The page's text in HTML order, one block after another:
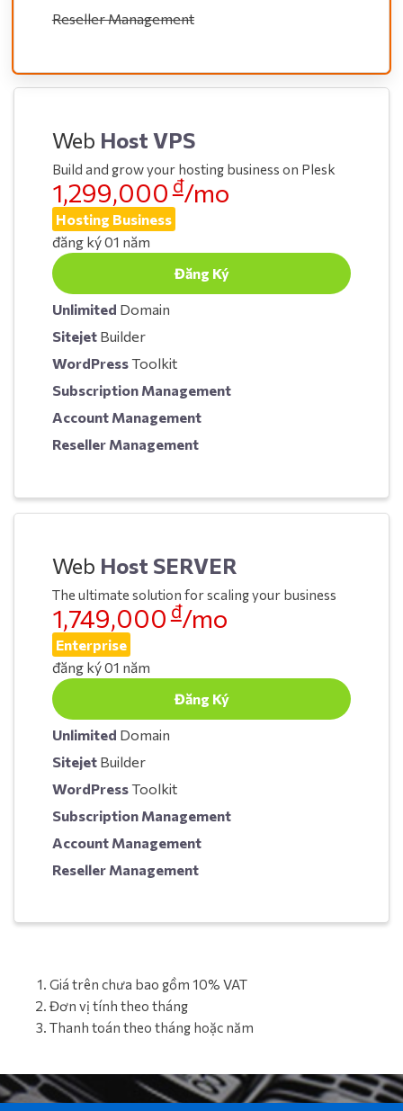
Reseller Management
Web Host VPS
Build and grow your hosting business on Plesk
1,299,000 đ/mo
Hosting Business
đăng ký 01 năm
Đăng Ký
Unlimited Domain
SitejetBuilder
WordPressToolkit
Subscription Management
Account Management
Reseller Management
Web Host SERVER
The ultimate solution for scaling your business
1,749,000 đ/mo
Enterprise
đăng ký 01 năm
Đăng Ký
Unlimited Domain
SitejetBuilder
WordPressToolkit
Subscription Management
Account Management
Reseller Management
Giá trên chưa bao gồm 10% VAT
Đơn vị tính theo tháng
Thanh toán theo tháng hoặc năm